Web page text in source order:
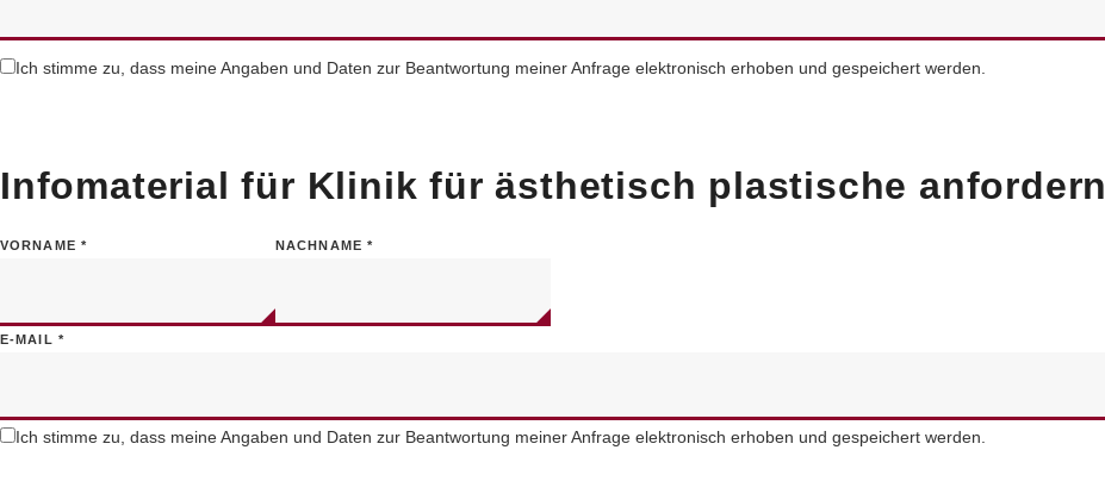
Ich stimme zu, dass meine Angaben und Daten zur Beantwortung meiner Anfrage elektronisch erhoben und gespeichert werden.
Infomaterial für Klinik für ästhetisch plastische anfordern
VORNAME * NACHNAME*
E-MAIL *
Ich stimme zu, dass meine Angaben und Daten zur Beantwortung meiner Anfrage elektronisch erhoben und gespeichert werden.